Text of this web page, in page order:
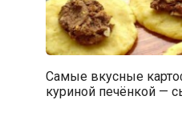
Самые вкусные
куриной печёнкой —